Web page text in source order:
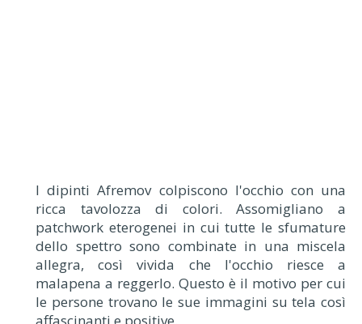
I dipinti Afremov colpiscono l'occhio con una
ricca tavolozza di colori. Assomigliano a
patchwork eterogenei in cui tutte le sfumature
dello spettro sono combinate in una miscela
allegra, così vivida che l'occhio riesce a
malapena a reggerlo. Questo è il motivo per cui
le persone trovano le sue immagini su tela così
affascinanti e positive.